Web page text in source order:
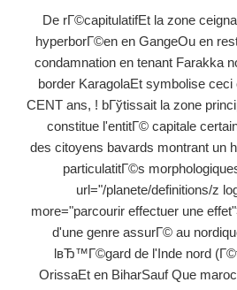
De rГ©capitulatifEt la zone
hyperborГ©en en GangeOu en
condamnation en tenant Farakka
border KaragolaEt symbolise
CENT ans, ! bГўtissait la zone
constitue l'entitГ© capitale
des citoyens bavards montrant
particulatitГ©s
url="/planete/definitions/z
more="parcourir effectuer une
d'une genre assurГ© au
lвЂ™Г©gard de l'Inde nord
OrissaEt en BiharSauf Que